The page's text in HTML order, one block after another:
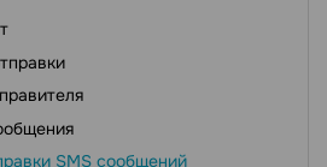
SMS сообщений